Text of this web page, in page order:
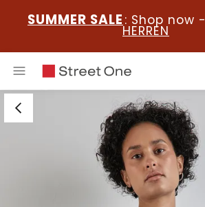
SUMMER SALE : Shop now -
HERREN